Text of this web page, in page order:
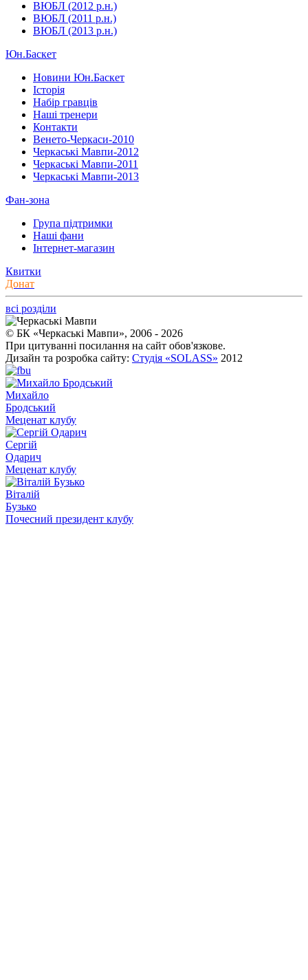
ВЮБЛ (2012 р.н.)
ВЮБЛ (2011 р.н.)
ВЮБЛ (2013 р.н.)
Юн.Баскет
Новини Юн.Баскет
Історія
Набір гравців
Наші тренери
Контакти
Венето-Черкаси-2010
Черкаські Мавпи-2012
Черкаські Мавпи-2011
Черкаські Мавпи-2013
Фан-зона
Група підтримки
Наші фани
Інтернет-магазин
Квитки
Донат
всі розділи
© БК «Черкаські Мавпи», 2006 - 2026
При цитуванні посилання на сайт обов'язкове.
Дизайн та розробка сайту: Студія «SOLASS» 2012
Михайло
Бродський
Меценат клубу
Сергій
Одарич
Меценат клубу
Віталій
Бузько
Почесний президент клубу